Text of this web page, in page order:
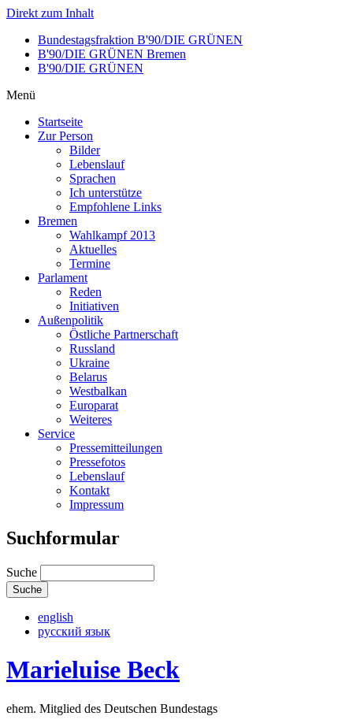
Direkt zum Inhalt
Bundestagsfraktion B'90/DIE GRÜNEN
B'90/DIE GRÜNEN Bremen
B'90/DIE GRÜNEN
Menü
Startseite
Zur Person
Bilder
Lebenslauf
Sprachen
Ich unterstütze
Empfohlene Links
Bremen
Wahlkampf 2013
Aktuelles
Termine
Parlament
Reden
Initiativen
Außenpolitik
Östliche Partnerschaft
Russland
Ukraine
Belarus
Westbalkan
Europarat
Weiteres
Service
Pressemitteilungen
Pressefotos
Lebenslauf
Kontakt
Impressum
Suchformular
Suche
english
русский язык
Marieluise Beck
ehem. Mitglied des Deutschen Bundestags